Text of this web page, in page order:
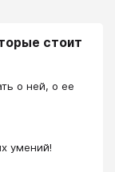
стоит
о ней, о ее
умений!